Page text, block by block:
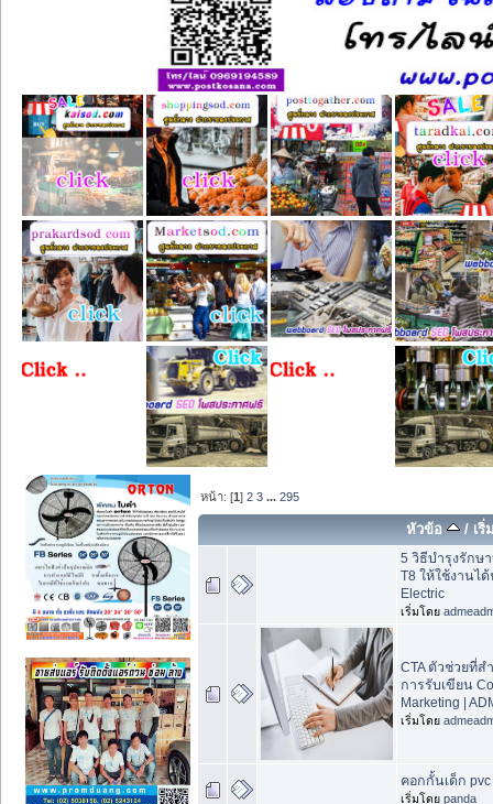
หน้า: [1]2 3 ...295
หัวข้อ / เริ่
5 วิธีบำรุงรักษ
T8 ให้ใช้งานไ
Electric
เริ่มโดย
CTA ตัวช่วยที่
การรับเขียน
Marketing |
เริ่มโดย
คอกกั้นเด็ก
เริ่มโดย panda